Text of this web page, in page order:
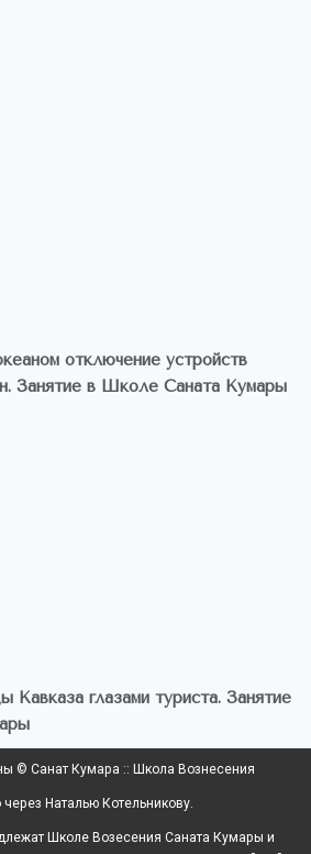
отключение устройств
Занятие в Школе Саната Кумары
глазами туриста. Занятие
© Санат Кумара :: Школа Вознесения
Наталью Котельникову.
Школе Возесения Саната Кумары и